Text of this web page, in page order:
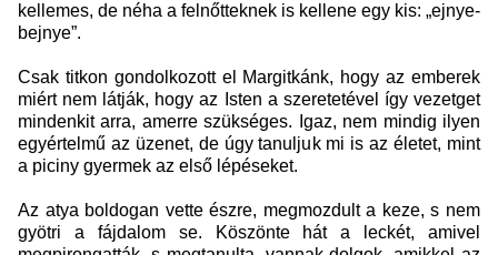
kellemes, de néha a felnőtteknek is kellene egy kis: „ejnye-
bejnye”.
Csak titkon gondolkozott el Margitkánk, hogy az emberek
miért nem látják, hogy az Isten a szeretetével így vezetget
mindenkit arra, amerre szükséges. Igaz, nem mindig ilyen
egyértelmű az üzenet, de úgy tanuljuk mi is az életet, mint
a piciny gyermek az első lépéseket.
Az atya boldogan vette észre, megmozdult a keze, s nem
gyötri a fájdalom se. Köszönte hát a leckét, amivel